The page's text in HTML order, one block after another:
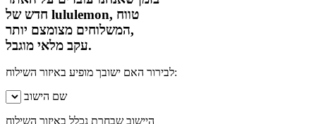
חדש של lululemon, טווח
המשלוחים מצומצם יותר,
עקב מלאי מוגבל.
לבירור האם ישובך מופיע באיזור השילוח:
שם הישוב
היישוב שבחרת נכלל באיזור השילוח